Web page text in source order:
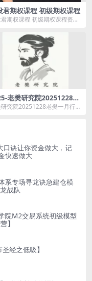
君期权课程 初级期权课程
期权课程 初级期权课程资源
老樊研究院20251228老
月行情投资策略！视频
究院20251228老樊一月行情
口诀让你资金做大，记
快速做大
系专场寻龙诀急建仓模
战队
院M2交易系统初级模型
】
经之低吸】